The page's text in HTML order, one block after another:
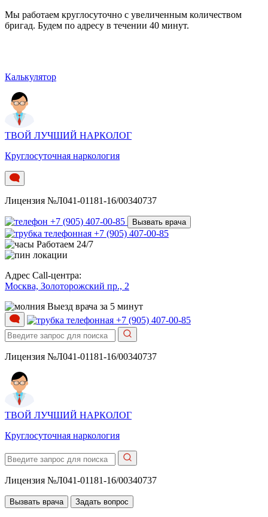
Мы работаем круглосуточно c увеличенным количеством
бригад. Будем по адресу в течении 40 минут.
Калькулятор
ТВОЙ ЛУЧШИЙ НАРКОЛОГ
Круглосуточная наркология
Лицензия №Л041-01181-16/00340737
+7 (905) 407-00-85 Вызвать врача
+7 (905) 407-00-85
Работаем 24/7
Адрес Call-центра:
Москва, Золоторожский пр., 2
Выезд врача за 5 минут
+7 (905) 407-00-85
Лицензия №Л041-01181-16/00340737
ТВОЙ ЛУЧШИЙ НАРКОЛОГ
Круглосуточная наркология
Лицензия №Л041-01181-16/00340737
Вызвать врача Задать вопрос